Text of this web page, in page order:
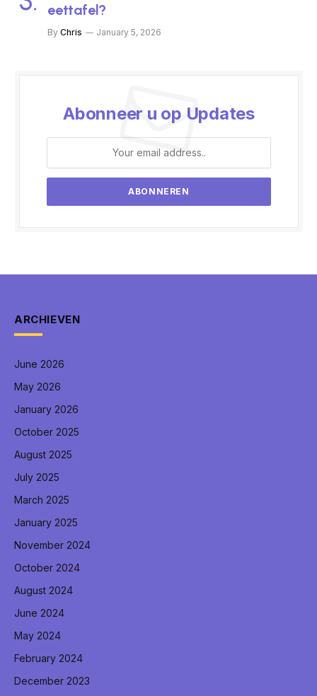
eettafel?
By Chris January 5, 2026
Abonneer u op Updates
ARCHIEVEN
June 2026
May 2026
January 2026
October 2025
August 2025
July 2025
March 2025
January 2025
November 2024
October 2024
August 2024
June 2024
May 2024
February 2024
December 2023